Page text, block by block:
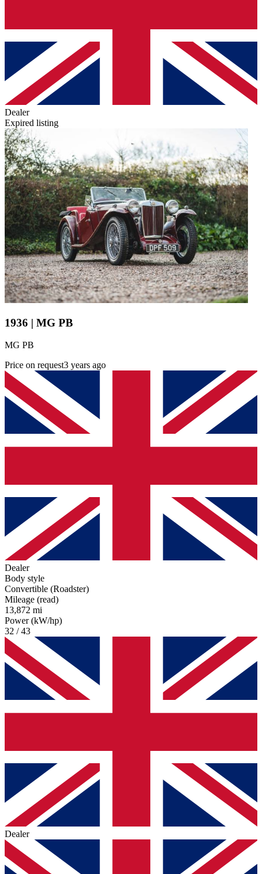
Dealer
Expired listing
1936 | MG PB
MG PB
Price on request3 years ago
Dealer
Body style
Convertible (Roadster)
Mileage (read)
13,872 mi
Power (kW/hp)
32 / 43
Dealer